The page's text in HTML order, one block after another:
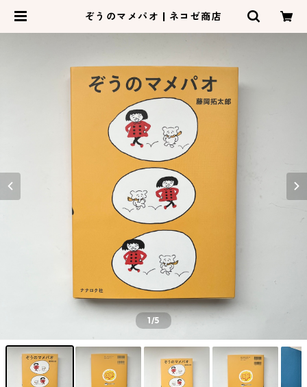
ぞうのマメパオ | ネコゼ商店
1/5